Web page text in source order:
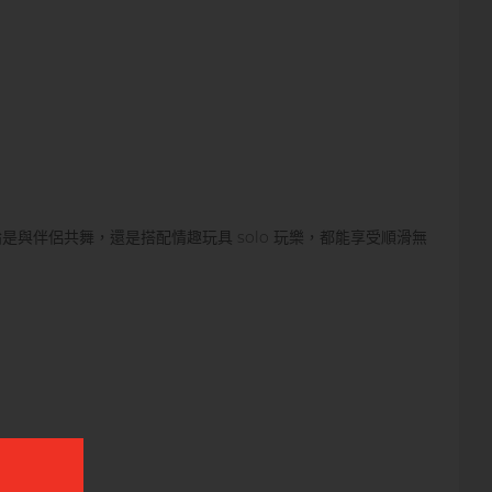
與伴侶共舞，還是搭配情趣玩具 solo 玩樂，都能享受順滑無